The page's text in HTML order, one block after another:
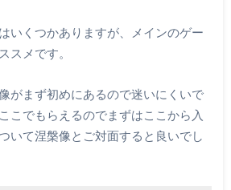
いくつかありますが、メインのゲー
スメです。
がまず初めにあるので迷いにくいで
こでもらえるのでまずはここから入
いて涅槃像とご対面すると良いでし